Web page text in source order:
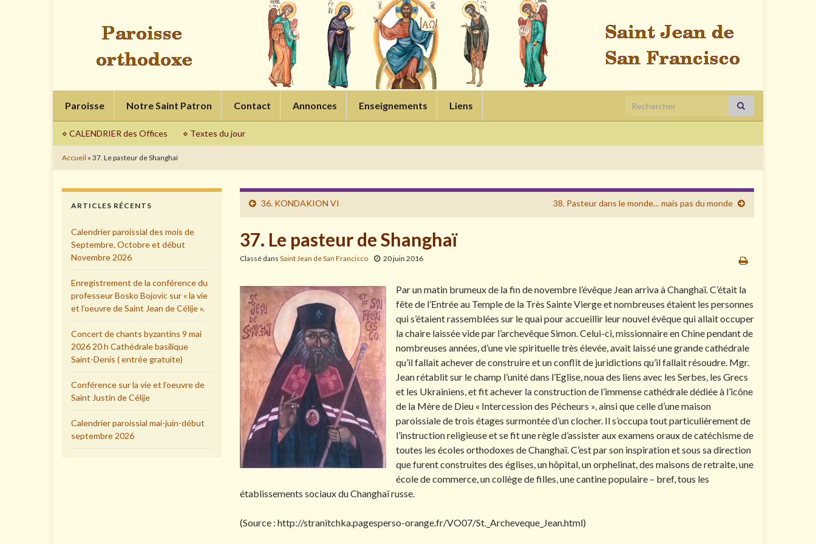
Paroisse Notre Saint Patron Contact Annonces Enseignements Liens Search for:
⋄ CALENDRIER des Offices ⋄ Textes du jour
Accueil » 37. Le pasteur de Shanghaï
36. KONDAKION VI 38. Pasteur dans le monde… mais pas du monde
37. Le pasteur de Shanghaï
Classé dans Saint Jean de San Francisco 20 juin 2016
Par un matin brumeux de la fin de novembre l’évêque Jean arriva à Changhaï. C’était la
fête de l’Entrée au Temple de la Très Sainte Vierge et nombreuses étaient les personnes
qui s’étaient rassemblées sur le quai pour accueillir leur nouvel évêque qui allait occuper
la chaire laissée vide par l’archevêque Simon. Celui-ci, missionnaire en Chine pendant de
nombreuses années, d’une vie spirituelle très élevée, avait laissé une grande cathédrale
qu’il fallait achever de construire et un conflit de juridictions qu’il fallait résoudre. Mgr.
Jean rétablit sur le champ l’unité dans l’Eglise, noua des liens avec les Serbes, les Grecs
et les Ukrainiens, et fit achever la construction de l’immense cathédrale dédiée à l’icône
de la Mère de Dieu « Intercession des Pécheurs », ainsi que celle d’une maison
paroissiale de trois étages surmontée d’un clocher. Il s’occupa tout particulièrement de
l’instruction religieuse et se fit une règle d’assister aux examens oraux de catéchisme de
toutes les écoles orthodoxes de Changhaï. C’est par son inspiration et sous sa direction
que furent construites des églises, un hôpital, un orphelinat, des maisons de retraite, une
école de commerce, un collège de filles, une cantine populaire – bref, tous les
établissements sociaux du Changhaï russe.
(Source : http://stranitchka.pagesperso-orange.fr/VO07/St._Archeveque_Jean.html)
ARTICLES RÉCENTS
Calendrier paroissial des mois de
Septembre, Octobre et début
Novembre 2026
Enregistrement de la conférence du
professeur Bosko Bojovic sur « la vie
et l’oeuvre de Saint Jean de Célije ».
Concert de chants byzantins 9 mai
2026 20 h Cathédrale basilique
Saint-Denis ( entrée gratuite)
Conférence sur la vie et l’oeuvre de
Saint Justin de Célije
Calendrier paroissial mai-juin-début
septembre 2026